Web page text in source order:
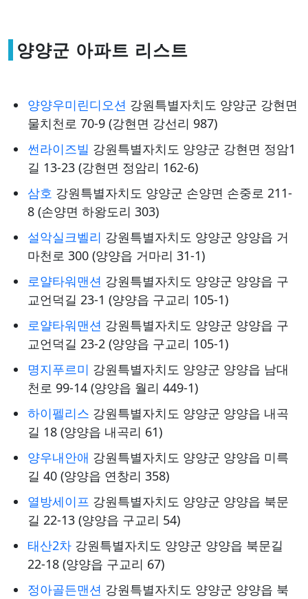
양양군 아파트 리스트
양양우미린디오션 강원특별자치도 양양군 강현면
물치천로 70-9 (강현면 강선리 987)
썬라이즈빌 강원특별자치도 양양군 강현면 정암1
길 13-23 (강현면 정암리 162-6)
삼호 강원특별자치도 양양군 손양면 손중로 211-
8 (손양면 하왕도리 303)
설악실크벨리 강원특별자치도 양양군 양양읍 거
마천로 300 (양양읍 거마리 31-1)
로얄타워맨션 강원특별자치도 양양군 양양읍 구
교언덕길 23-1 (양양읍 구교리 105-1)
로얄타워맨션 강원특별자치도 양양군 양양읍 구
교언덕길 23-2 (양양읍 구교리 105-1)
명지푸르미 강원특별자치도 양양군 양양읍 남대
천로 99-14 (양양읍 월리 449-1)
하이펠리스 강원특별자치도 양양군 양양읍 내곡
길 18 (양양읍 내곡리 61)
양우내안애 강원특별자치도 양양군 양양읍 미륵
길 40 (양양읍 연창리 358)
열방세이프 강원특별자치도 양양군 양양읍 북문
길 22-13 (양양읍 구교리 54)
태산2차 강원특별자치도 양양군 양양읍 북문길
22-18 (양양읍 구교리 67)
정아골든맨션 강원특별자치도 양양군 양양읍 북